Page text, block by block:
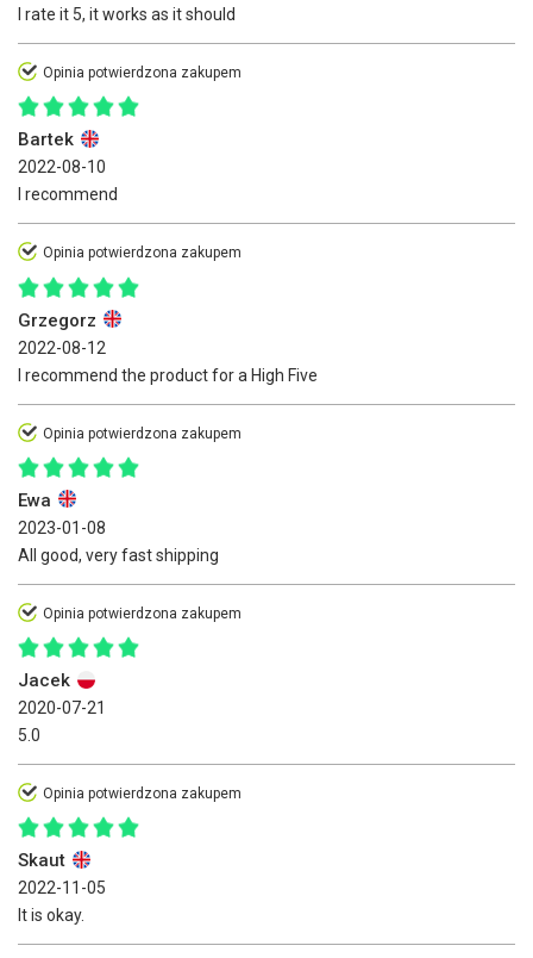
I rate it 5, it works as it should
Opinia potwierdzona zakupem
Bartek
2022-08-10
I recommend
Opinia potwierdzona zakupem
Grzegorz
2022-08-12
I recommend the product for a High Five
Opinia potwierdzona zakupem
Ewa
2023-01-08
All good, very fast shipping
Opinia potwierdzona zakupem
Jacek
2020-07-21
5.0
Opinia potwierdzona zakupem
Skaut
2022-11-05
It is okay.